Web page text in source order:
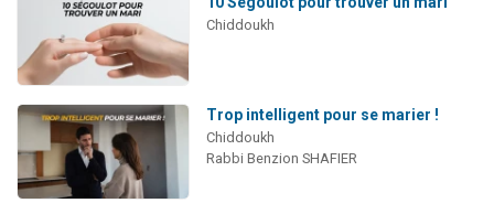
Chiddoukh
Trop intelligent pour se marier !
Chiddoukh
Rabbi Benzion SHAFIER